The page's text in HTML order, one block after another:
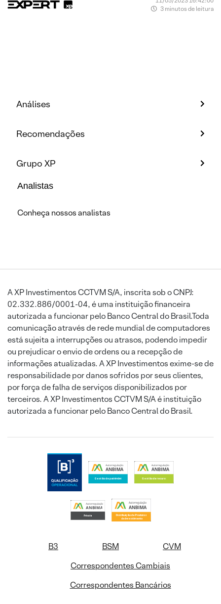
3 minutos de leitura
Análises
Recomendações
Grupo XP
Analistas
Conheça nossos analistas
A XP Investimentos CCTVM S/A, inscrita sob o CNPJ:
02.332.886/0001-04, é uma instituição financeira
autorizada a funcionar pelo Banco Central do Brasil.Toda
comunicação através de rede mundial de computadores
está sujeita a interrupções ou atrasos, podendo impedir
ou prejudicar o envio de ordens ou a recepção de
informações atualizadas. A XP Investimentos exime-se de
responsabilidade por danos sofridos por seus clientes,
por força de falha de serviços disponibilizados por
terceiros. A XP Investimentos CCTVM S/A é instituição
autorizada a funcionar pelo Banco Central do Brasil.
B3 BSM
CVM
Correspondentes Cambiais
Correspondentes Bancários